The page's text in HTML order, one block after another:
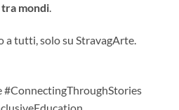
mondi.
a tutti, solo su StravagArte.